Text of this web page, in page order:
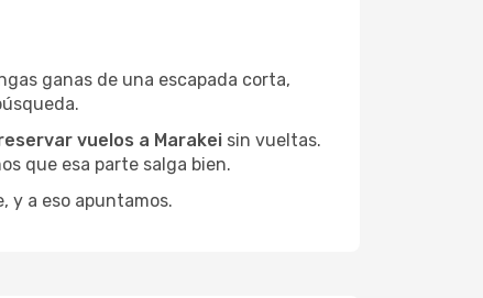
ganas de una escapada corta,
vuelos a Marakei sin vueltas.
que esa parte salga bien.
y a eso apuntamos.